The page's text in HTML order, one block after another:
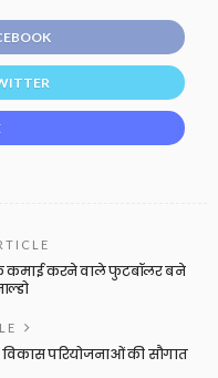
कमाई करने वाले फुटबॉलर बने
विकास परियोजनाओं की सौगात